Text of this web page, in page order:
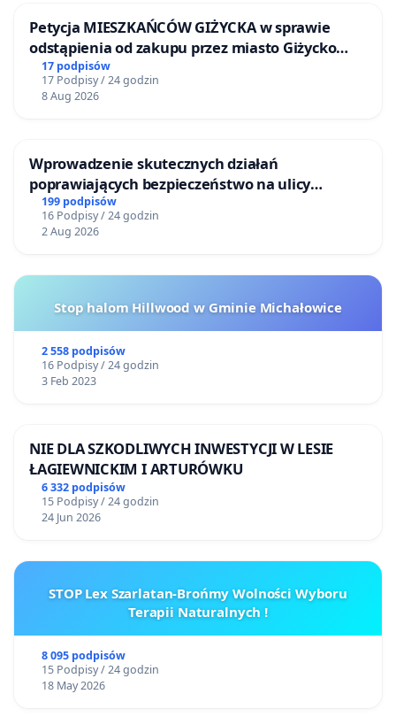
Petycja MIESZKAŃCÓW GIŻYCKA w sprawie
odstąpienia od zakupu przez miasto Giżycko
nieruchomości położonej nad jeziorem Niegocin
17 podpisów
17 Podpisy / 24 godzin
8 Aug 2026
Wprowadzenie skutecznych działań
poprawiających bezpieczeństwo na ulicy
Żeromskiego w Otwocku
199 podpisów
16 Podpisy / 24 godzin
2 Aug 2026
Stop halom Hillwood w Gminie Michałowice
2 558 podpisów
16 Podpisy / 24 godzin
3 Feb 2023
NIE DLA SZKODLIWYCH INWESTYCJI W LESIE
ŁAGIEWNICKIM I ARTURÓWKU
6 332 podpisów
15 Podpisy / 24 godzin
24 Jun 2026
STOP Lex Szarlatan-Brońmy Wolności Wyboru
Terapii Naturalnych !
8 095 podpisów
15 Podpisy / 24 godzin
18 May 2026